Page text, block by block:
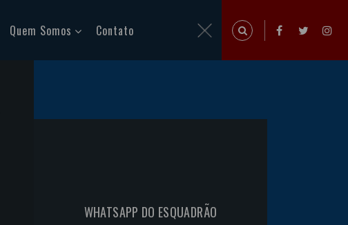
Quem Somos Contato
WHATSAPP DO ESQUADRÃO